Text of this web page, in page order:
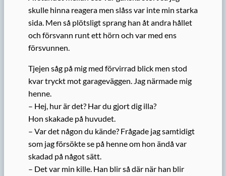
skulle hinna reagera men slåss var inte min starka
sida. Men så plötsligt sprang han åt andra hållet
och försvann runt ett hörn och var med ens
försvunnen.
Tjejen såg på mig med förvirrad blick men stod
kvar tryckt mot garageväggen. Jag närmade mig
henne.
– Hej, hur är det? Har du gjort dig illa?
Hon skakade på huvudet.
– Var det någon du kände? Frågade jag samtidigt
som jag försökte se på henne om hon ändå var
skadad på något sätt.
– Det var min kille. Han blir så där när han blir